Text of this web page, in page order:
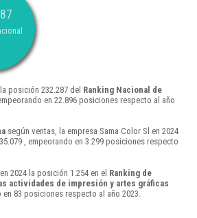
posición 232.287 del Ranking Nacional de
en 22.896 posiciones respecto al año
según ventas, la empresa Sama Color Sl en 2024
, empeorando en 3.299 posiciones respecto
2024 la posición 1.254 en el Ranking de
actividades de impresión y artes gráficas
83 posiciones respecto al año 2023.